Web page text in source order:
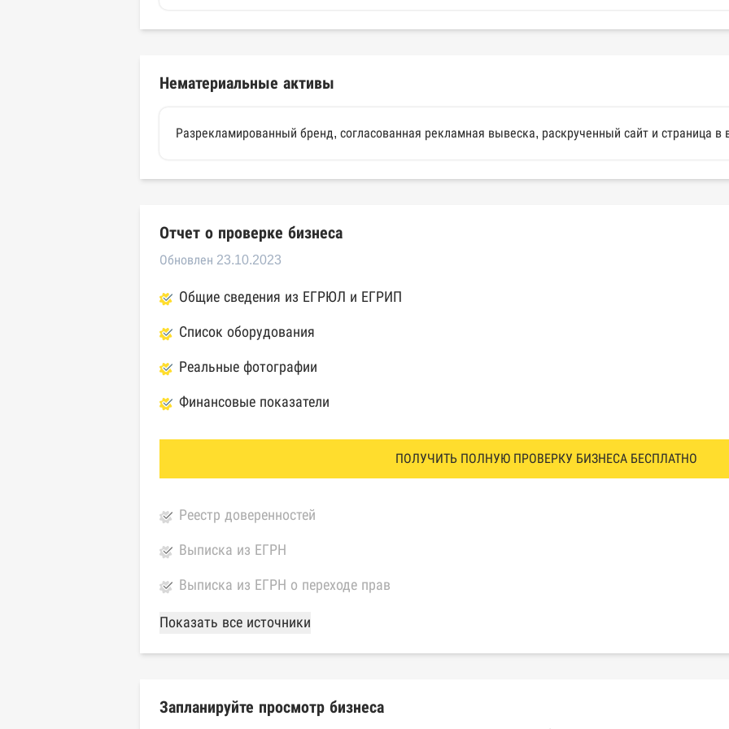
Нематериальные активы
Разрекламированный бренд, согласованная рекламная вывеска, раскрученный сайт и страница в
Отчет о проверке бизнеса
Обновлен 23.10.2023
Общие сведения из ЕГРЮЛ и ЕГРИП
Список оборудования
Реальные фотографии
Финансовые показатели
ПОЛУЧИТЬ ПОЛНУЮ ПРОВЕРКУ БИЗНЕСА БЕСПЛАТНО
Реестр доверенностей
Выписка из ЕГРН
Выписка из ЕГРН о переходе прав
База Росстата
Реестры ЕГРЮЛ и ЕГРИП Федеральной налоговой службы России
Показать все источники
Запланируйте просмотр бизнеса